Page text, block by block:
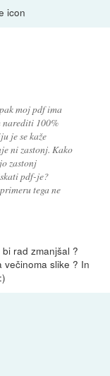
icon
moj pdf ima
narediti 100%
je se kaže
ni zastonj. Kako
zastonj
pdf-je?
tega ne
rad zmanjšal ?
slike ? In